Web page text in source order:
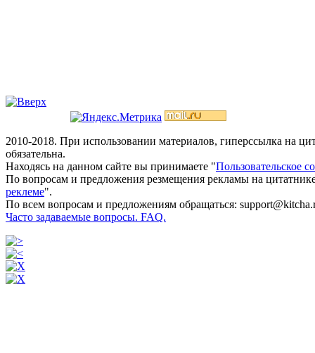
2010-2018. При использовании материалов, гиперссылка на
обязательна.
Находясь на данном сайте вы принимаете "Пользовательское
По вопросам и предложения резмещения рекламы на
реклеме".
По всем вопросам и предложениям обращаться:
Часто задаваемые вопросы. FAQ.